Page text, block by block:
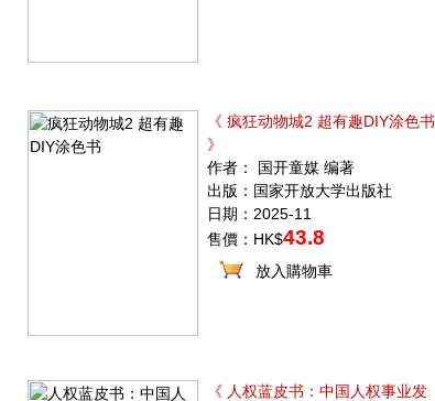
《 疯狂动物城2 超有趣DIY涂色书
》
作者： 国开童媒 编著
出版：国家开放大学出版社
日期：2025-11
售價：HK$43.8
放入購物車
《 人权蓝皮书：中国人权事业发